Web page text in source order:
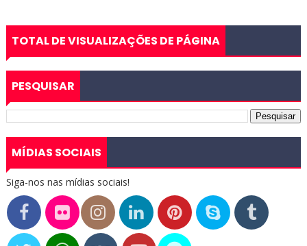
TOTAL DE VISUALIZAÇÕES DE PÁGINA
PESQUISAR
MÍDIAS SOCIAIS
Siga-nos nas mídias sociais!